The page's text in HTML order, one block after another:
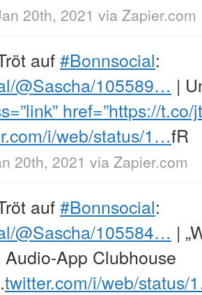
20th, 2021 via Zapier.com
auf#Bonnsocial:
@Sascha/105589… |
href=”https://
i/web/status/1…fR
20th, 2021 via Zapier.com
auf#Bonnsocial:
@Sascha/105584… |
App Clubhouse
twitter.com/i/web/status/